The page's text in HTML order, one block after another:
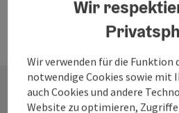
Wir
Wir verwenden für die Funktion
notwendige Cookies sowie mit
auch Cookies und andere
Website zu optimieren,